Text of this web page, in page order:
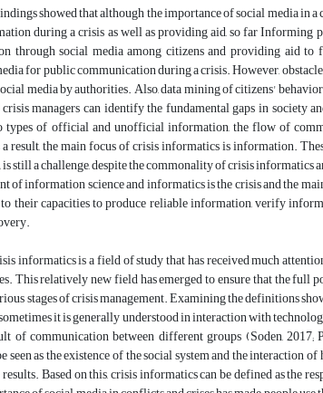
showed that although the importance of social media in
during a crisis as well as providing aid, so far Informing
through social media among citizens and providing aid to
for public communication during a crisis. However,
media by authorities. Also, data mining of citizens'
managers can identify the fundamental gaps in society
types of official and unofficial information, the flow of
result, the main focus of crisis informatics is information.
still a challenge, despite the commonality of crisis informatics
of information science and informatics is the crisis and the
their capacities to produce reliable information, verify
informatics is a field of study that has received much
This relatively new field has emerged to ensure that the
stages of crisis management. Examining the definitions
it is generally understood in interaction with
of communication between different groups (Soden,
seen as the existence of the social system and the
results. Based on this, crisis informatics can be defined as